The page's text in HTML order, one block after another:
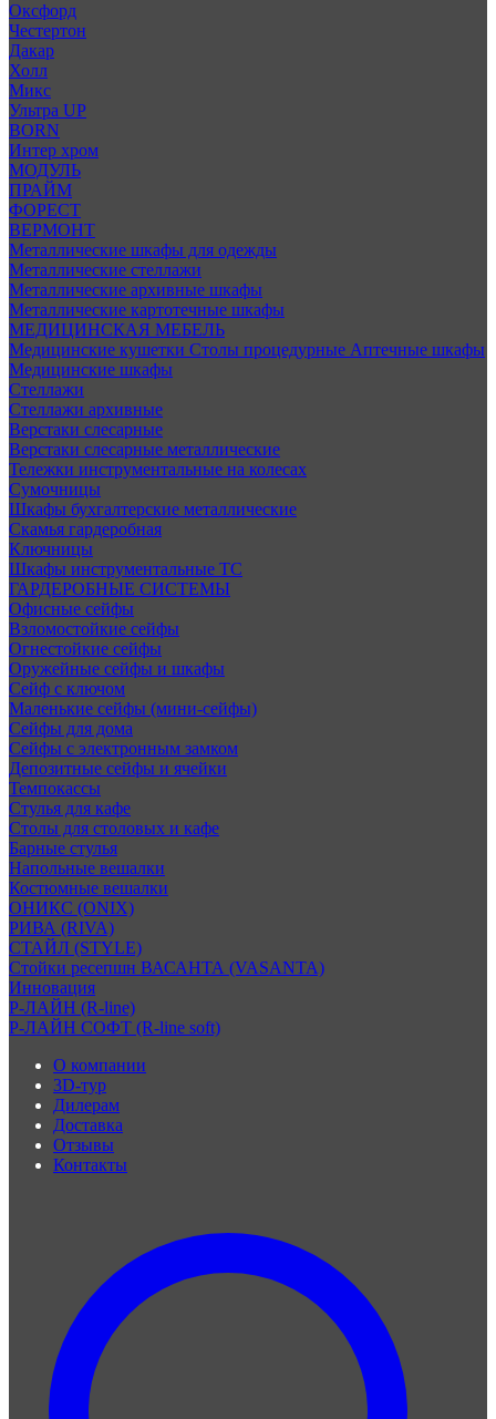
Оксфорд
Честертон
Дакар
Холл
Микс
Ультра UP
BORN
Интер хром
МОДУЛЬ
ПРАЙМ
ФОРЕСТ
ВЕРМОНТ
Металлические шкафы для одежды
Металлические стеллажи
Металлические архивные шкафы
Металлические картотечные шкафы
МЕДИЦИНСКАЯ МЕБЕЛЬ
Медицинские кушетки Столы процедурные Аптечные шкафы
Медицинские шкафы
Стеллажи
Стеллажи архивные
Верстаки слесарные
Верстаки слесарные металлические
Тележки инструментальные на колесах
Сумочницы
Шкафы бухгалтерские металлические
Скамья гардеробная
Ключницы
Шкафы инструментальные ТС
ГАРДЕРОБНЫЕ СИСТЕМЫ
Офисные сейфы
Взломостойкие сейфы
Огнестойкие сейфы
Оружейные сейфы и шкафы
Сейф с ключом
Маленькие сейфы (мини-сейфы)
Сейфы для дома
Сейфы с электронным замком
Депозитные сейфы и ячейки
Темпокассы
Стулья для кафе
Столы для столовых и кафе
Барные стулья
Напольные вешалки
Костюмные вешалки
ОНИКС (ONIX)
РИВА (RIVA)
СТАЙЛ (STYLE)
Стойки ресепшн ВАСАНТА (VASANTA)
Инновация
Р-ЛАЙН (R-line)
Р-ЛАЙН СОФТ (R-line soft)
О компании
3D-тур
Дилерам
Доставка
Отзывы
Контакты